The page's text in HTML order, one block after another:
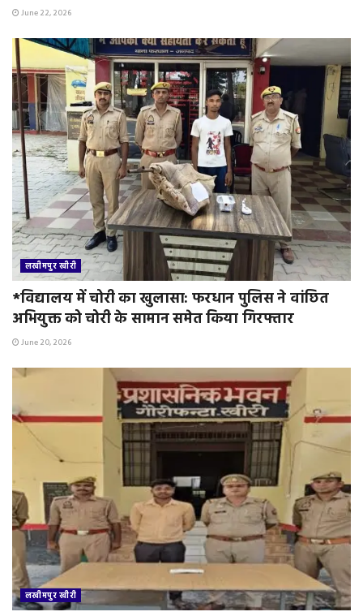
June 22, 2026
लखीमपुर खीरी
*विद्यालय में चोरी का खुलासा: फरधान पुलिस ने वांछित
अभियुक्त को चोरी के सामान समेत किया गिरफ्तार
June 20, 2026
लखीमपुर खीरी